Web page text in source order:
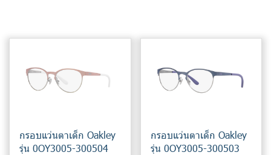
กรอบแว่นตาเด็ก Oakley
รุ่น 0OY3005-300504
กรอบแว่นตาเด็ก Oakley
รุ่น 0OY3005-300503